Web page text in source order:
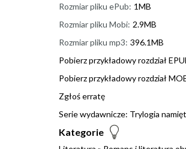
Rozmiar pliku ePub: 1MB
Rozmiar pliku Mobi: 2.9MB
Rozmiar pliku mp3: 396.1MB
Pobierz przykładowy rozdział
Pobierz przykładowy rozdział
Zgłoś erratę
Serie wydawnicze: Trylogia
Kategorie